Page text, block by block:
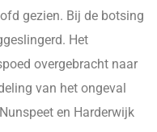
gezien. Bij de botsing
Het
overgebracht naar
van het ongeval
en Harderwijk